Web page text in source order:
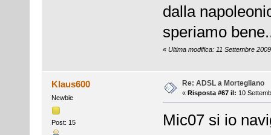
dalla
speriamo
« Ultima modifica: 11 Settembre
Klaus600
Newbie
Post: 15
Re: ADSL a Mortegliano
« Risposta #67 il: 10
Mic07 si io